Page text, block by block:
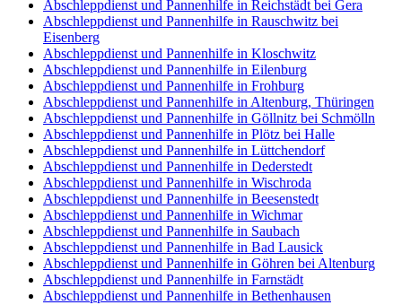
Abschleppdienst und Pannenhilfe in Reichstädt bei Gera
Abschleppdienst und Pannenhilfe in Rauschwitz bei
Eisenberg
Abschleppdienst und Pannenhilfe in Kloschwitz
Abschleppdienst und Pannenhilfe in Eilenburg
Abschleppdienst und Pannenhilfe in Frohburg
Abschleppdienst und Pannenhilfe in Altenburg, Thüringen
Abschleppdienst und Pannenhilfe in Göllnitz bei Schmölln
Abschleppdienst und Pannenhilfe in Plötz bei Halle
Abschleppdienst und Pannenhilfe in Lüttchendorf
Abschleppdienst und Pannenhilfe in Dederstedt
Abschleppdienst und Pannenhilfe in Wischroda
Abschleppdienst und Pannenhilfe in Beesenstedt
Abschleppdienst und Pannenhilfe in Wichmar
Abschleppdienst und Pannenhilfe in Saubach
Abschleppdienst und Pannenhilfe in Bad Lausick
Abschleppdienst und Pannenhilfe in Göhren bei Altenburg
Abschleppdienst und Pannenhilfe in Farnstädt
Abschleppdienst und Pannenhilfe in Bethenhausen